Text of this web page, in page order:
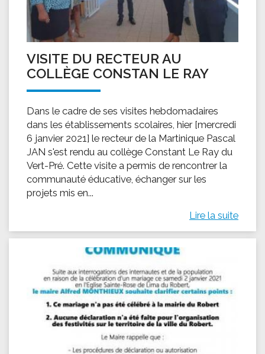
VISITE DU RECTEUR AU
COLLÈGE CONSTAN LE RAY
Dans le cadre de ses visites hebdomadaires
dans les établissements scolaires, hier [mercredi
6 janvier 2021] le recteur de la Martinique Pascal
JAN s'est rendu au collège Constant Le Ray du
Vert-Pré. Cette visite a permis de rencontrer la
communauté éducative, échanger sur les
projets mis en...
Lire la suite